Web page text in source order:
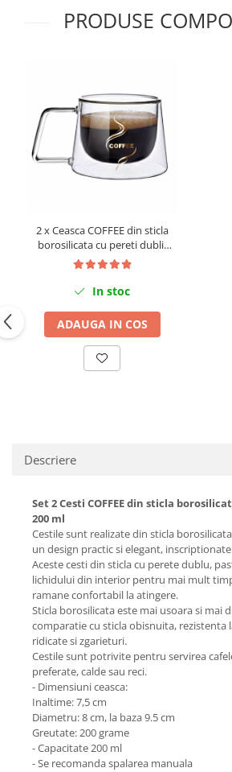
PRODUSE
2 x Ceasca COFFEE din sticla
borosilicata cu pereti dubli,
200 ml
In stoc
ADAUGA IN COS
Descriere
Set 2 Cesti COFFEE din sticla
200 ml
Cestile sunt realizate din sticla
un design practic si elegant, inscriptionate
Aceste cesti din sticla cu perete dublu,
lichidului din interior pentru mai mult
ramane confortabil la atingere.
Sticla borosilicata este mai usoara si mai
comparatie cu sticla obisnuita, rezistenta
ridicate si zgarieturi.
Cestile sunt potrivite pentru servirea
preferate, calde sau reci.
- Dimensiuni ceasca:
Inaltime: 7,5 cm
Diametru: 8 cm, la baza 9.5 cm
Greutate: 200 grame
- Capacitate 200 ml
- Se recomanda spalarea manuala